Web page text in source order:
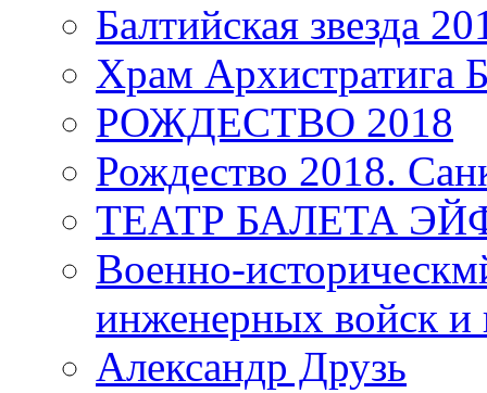
Балтийская звезда
Храм
РОЖДЕСТВО 2018
Рождество 2018.
ТЕАТР БАЛЕТА
Военно-
инженерных войск и
Александр Друзь